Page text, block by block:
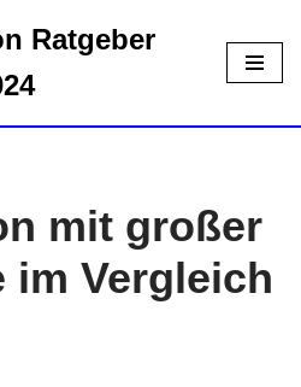
Ratgeber
mit großer
im Vergleich